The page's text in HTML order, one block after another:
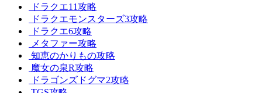
ドラクエ11攻略
ドラクエモンスターズ3攻略
ドラクエ6攻略
メタファー攻略
知恵のかりもの攻略
魔女の泉R攻略
ドラゴンズドグマ2攻略